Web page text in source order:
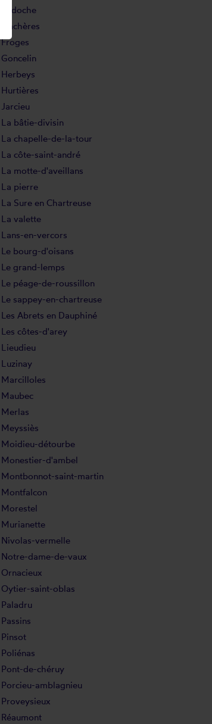
Eydoche
Flachères
Froges
Goncelin
Herbeys
Hurtières
Jarcieu
La bâtie-divisin
La chapelle-de-la-tour
La côte-saint-andré
La motte-d'aveillans
La pierre
La Sure en Chartreuse
La valette
Lans-en-vercors
Le bourg-d'oisans
Le grand-lemps
Le péage-de-roussillon
Le sappey-en-chartreuse
Les Abrets en Dauphiné
Les côtes-d'arey
Lieudieu
Luzinay
Marcilloles
Maubec
Merlas
Meyssiès
Moidieu-détourbe
Monestier-d'ambel
Montbonnot-saint-martin
Montfalcon
Morestel
Murianette
Nivolas-vermelle
Notre-dame-de-vaux
Ornacieux
Oytier-saint-oblas
Paladru
Passins
Pinsot
Poliénas
Pont-de-chéruy
Porcieu-amblagnieu
Proveysieux
Réaumont